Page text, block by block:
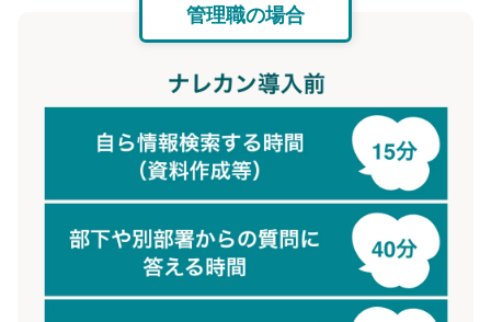
管理職の場合